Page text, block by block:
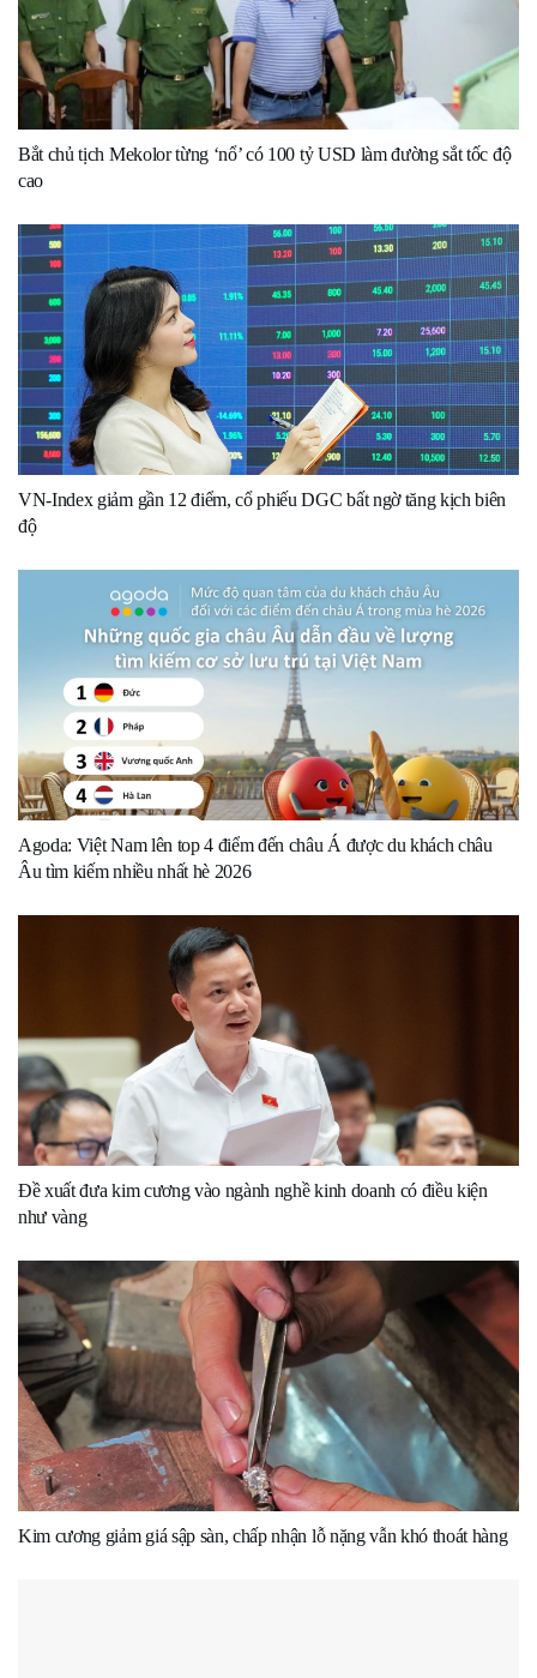
Bắt chủ tịch Mekolor từng ‘nổ’ có 100 tỷ USD làm đường sắt tốc độ
cao
VN-Index giảm gần 12 điểm, cổ phiếu DGC bất ngờ tăng kịch biên
độ
Agoda: Việt Nam lên top 4 điểm đến châu Á được du khách châu
Âu tìm kiếm nhiều nhất hè 2026
Đề xuất đưa kim cương vào ngành nghề kinh doanh có điều kiện
như vàng
Kim cương giảm giá sập sàn, chấp nhận lỗ nặng vẫn khó thoát hàng